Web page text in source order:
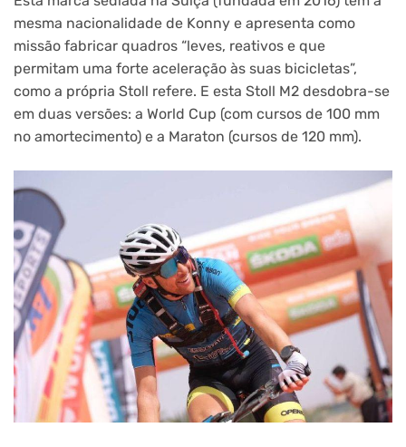
mesma nacionalidade de Konny e apresenta como
missão fabricar quadros “leves, reativos e que
permitam uma forte aceleração às suas bicicletas”,
como a própria Stoll refere. E esta Stoll M2 desdobra-se
em duas versões: a World Cup (com cursos de 100 mm
no amortecimento) e a Maraton (cursos de 120 mm).